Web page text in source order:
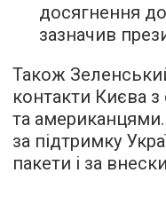
досягнення
зазначив
Також
контакти Києва
та американцями.
за підтримку
пакети і за